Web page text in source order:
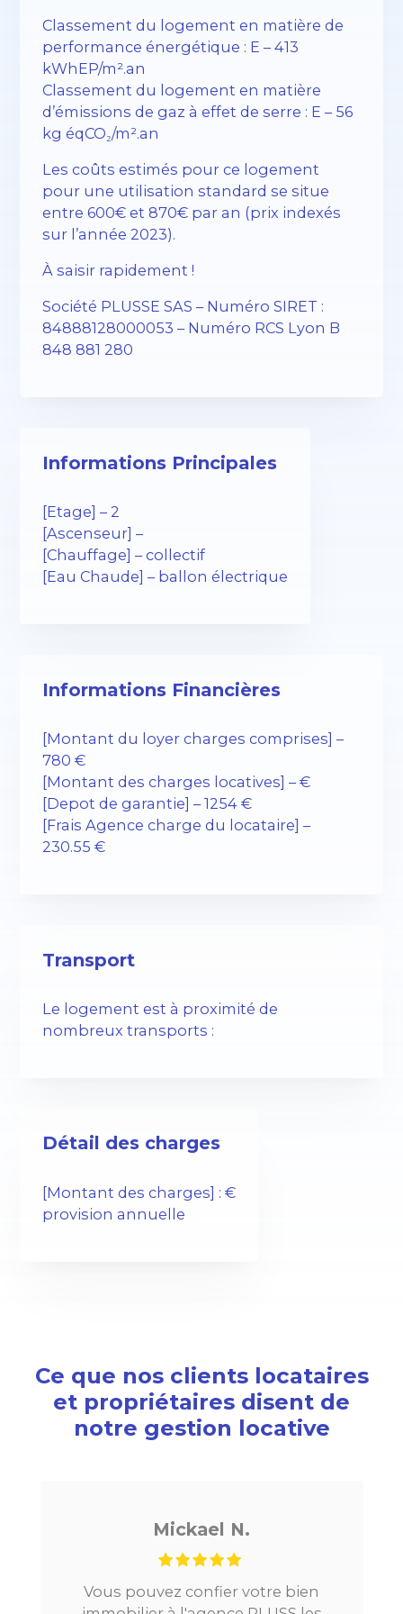
Classement du logement en matière de
performance énergétique : E – 413
kWhEP/m².an
Classement du logement en matière
d’émissions de gaz à effet de serre : E – 56
kg éqCO₂/m².an
Les coûts estimés pour ce logement
pour une utilisation standard se situe
entre 600€ et 870€ par an (prix indexés
sur l’année 2023).
À saisir rapidement !
Société PLUSSE SAS – Numéro SIRET :
84888128000053 – Numéro RCS Lyon B
848 881 280
Informations Principales
[Etage] – 2
[Ascenseur] –
[Chauffage] – collectif
[Eau Chaude] – ballon électrique
Informations Financières
[Montant du loyer charges comprises] –
780 €
[Montant des charges locatives] – €
[Depot de garantie] – 1254 €
[Frais Agence charge du locataire] –
230.55 €
Transport
Le logement est à proximité de
nombreux transports :
Détail des charges
[Montant des charges] : €
provision annuelle
Ce que nos clients locataires
et propriétaires disent de
notre gestion locative
Je cherchais un appartement